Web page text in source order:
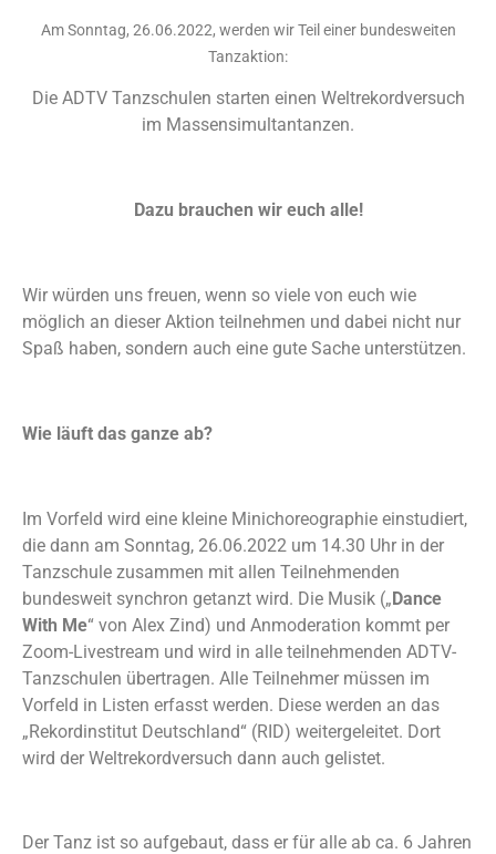
Am Sonntag, 26.06.2022, werden wir Teil einer bundesweiten
Tanzaktion:
Die ADTV Tanzschulen starten einen Weltrekordversuch
im Massensimultantanzen.
Dazu brauchen wir euch alle!
Wir würden uns freuen, wenn so viele von euch wie
möglich an dieser Aktion teilnehmen und dabei nicht nur
Spaß haben, sondern auch eine gute Sache unterstützen.
Wie läuft das ganze ab?
Im Vorfeld wird eine kleine Minichoreographie einstudiert,
die dann am Sonntag, 26.06.2022 um 14.30 Uhr in der
Tanzschule zusammen mit allen Teilnehmenden
bundesweit synchron getanzt wird. Die Musik („Dance
With Me“ von Alex Zind) und Anmoderation kommt per
Zoom-Livestream und wird in alle teilnehmenden ADTV-
Tanzschulen übertragen. Alle Teilnehmer müssen im
Vorfeld in Listen erfasst werden. Diese werden an das
„Rekordinstitut Deutschland“ (RID) weitergeleitet. Dort
wird der Weltrekordversuch dann auch gelistet.
Der Tanz ist so aufgebaut, dass er für alle ab ca. 6 Jahren